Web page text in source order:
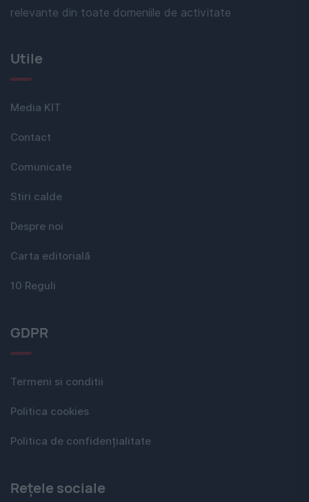
relevante din toate domeniile de activitate
Utile
Media KIT
Contact
Comunicate
Stiri calde
Despre noi
Carta editorială
10 Reguli
GDPR
Termeni si conditii
Politica cookies
Politica de confidențialitate
Rețele sociale